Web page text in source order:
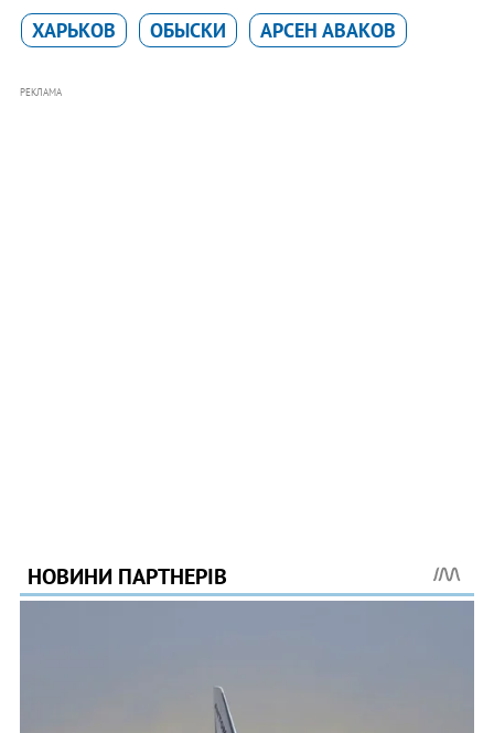
ХАРЬКОВ ОБЫСКИ АРСЕН АВАКОВ
РЕКЛАМА